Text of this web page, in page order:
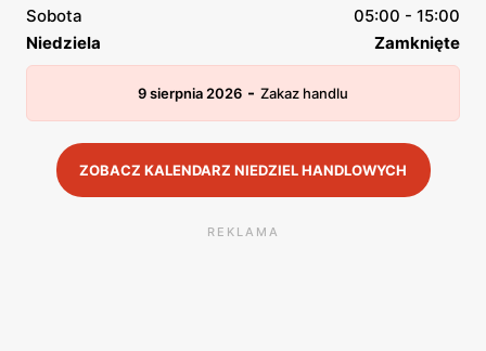
Sobota
05:00 - 15:00
Niedziela
Zamknięte
9 sierpnia 2026 - Zakaz handlu
ZOBACZ KALENDARZ NIEDZIEL HANDLOWYCH
REKLAMA